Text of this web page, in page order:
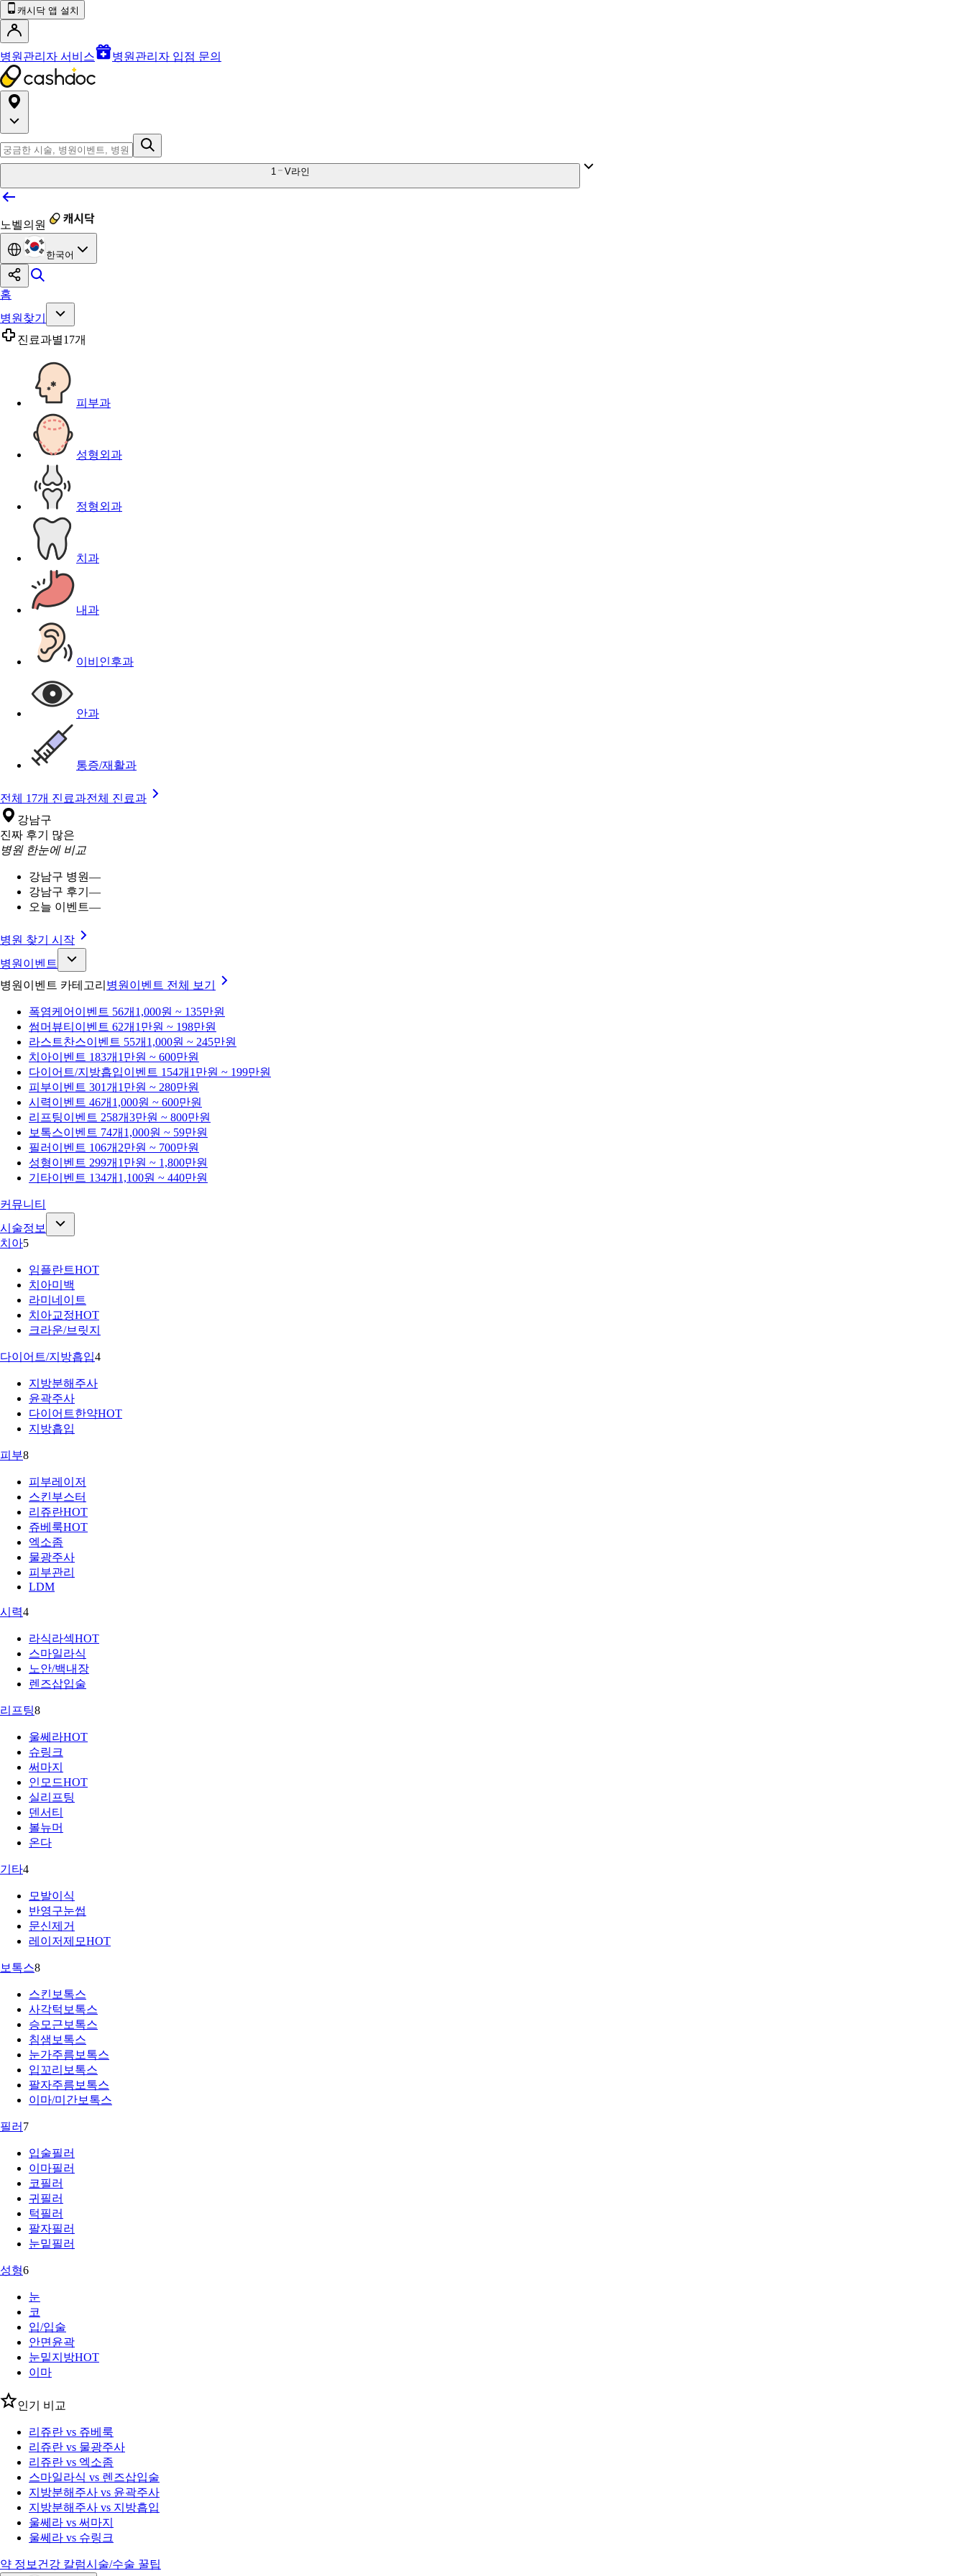
캐시닥 앱 설치
병원관리자 서비스 병원관리자 입점 문의
1 V라인
노벨의원
한국어
홈
병원찾기
진료과별17개
피부과
성형외과
정형외과
치과
내과
이비인후과
안과
통증/재활과
전체 17개 진료과전체 진료과
강남구
진짜 후기 많은
병원 한눈에 비교
강남구 병원—
강남구 후기 —
오늘 이벤트—
병원 찾기 시작
병원이벤트
병원이벤트 카테고리 병원이벤트 전체 보기
폭염케어 이벤트 56개 1,000원 ~ 135만원
썸머뷰티 이벤트 62개 1만원 ~ 198만원
라스트찬스이벤트 55개 1,000원 ~ 245만원
치아이벤트 183개 1만원 ~ 600만원
다이어트/지방흡입이벤트 154개 1만원 ~ 199만원
피부이벤트 301개 1만원 ~ 280만원
시력이벤트 46개 1,000원 ~ 600만원
리프팅이벤트 258개3만원 ~ 800만원
보톡스이벤트 74개 1,000원 ~ 59만원
필러 이벤트 106개 2만원 ~ 700만원
성형이벤트 299개 1만원 ~ 1,800만원
기타이벤트 134개 1,100원 ~ 440만원
커뮤니티
시술정보
치아5
임플란트HOT
치아미백
라미네이트
치아교정HOT
크라운/브릿지
다이어트/지방흡입4
지방분해주사
윤곽주사
다이어트한약HOT
지방흡입
피부8
피부레이저
스킨부스터
리쥬란HOT
쥬베룩HOT
엑소좀
물광주사
피부관리
LDM
시력4
라식라섹HOT
스마일라식
노안/백내장
렌즈삽입술
리프팅8
울쎄라HOT
슈링크
써마지
인모드HOT
실리프팅
덴서티
볼뉴머
온다
기타4
모발이식
반영구눈썹
문신제거
레이저제모HOT
보톡스8
스킨보톡스
사각턱보톡스
승모근보톡스
침샘보톡스
눈가주름보톡스
입꼬리보톡스
팔자주름보톡스
이마/미간보톡스
필러 7
입술필러
이마필러
코필러
귀필러
턱필러
팔자필러
눈밑필러
성형6
눈
코
입/입술
안면윤곽
눈밑지방HOT
이마
인기 비교
리쥬란 vs 쥬베룩
리쥬란 vs 물광주사
리쥬란 vs 엑소좀
스마일라식 vs 렌즈삽입술
지방분해주사 vs 윤곽주사
지방분해주사 vs 지방흡입
울쎄라 vs 써마지
울쎄라 vs 슈링크
약 정보 건강 칼럼시술/수술 꿀팁